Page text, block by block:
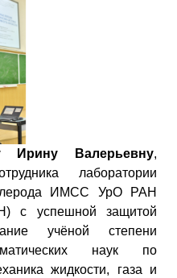
Ирину Валерьевну,
лаборатории
ИМСС УрО РАН
с успешной защитой
учёной степени
наук по
жидкости, газа и